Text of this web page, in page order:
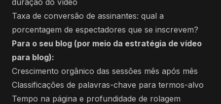
duração do vídeo
Taxa de conversão de assinantes: qual a
porcentagem de espectadores que se inscrevem?
Para o seu blog (por meio da estratégia de vídeo
para blog):
Crescimento orgânico das sessões mês após mês
Classificações de palavras-chave para termos-alvo
Tempo na página e profundidade de rolagem